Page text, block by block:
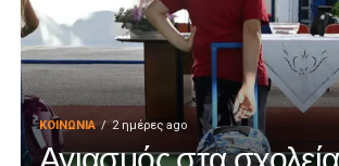
ΚΟΙΝΩΝΊΑ 2 ημέρες ago
Αγιασμός στα